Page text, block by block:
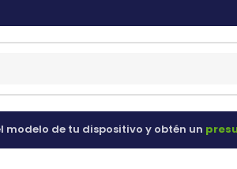
modelo de tu dispositivo y obtén un